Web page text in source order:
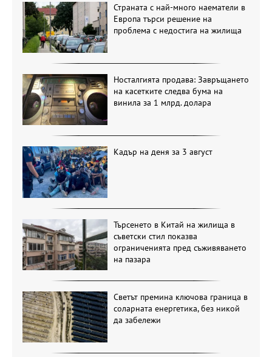
Страната с най-много наематели в
Европа търси решение на
проблема с недостига на жилища
Носталгията продава: Завръщането
на касетките следва бума на
винила за 1 млрд. долара
Кадър на деня за 3 август
Търсенето в Китай на жилища в
съветски стил показва
ограниченията пред съживяването
на пазара
Светът премина ключова граница в
соларната енергетика, без никой
да забележи